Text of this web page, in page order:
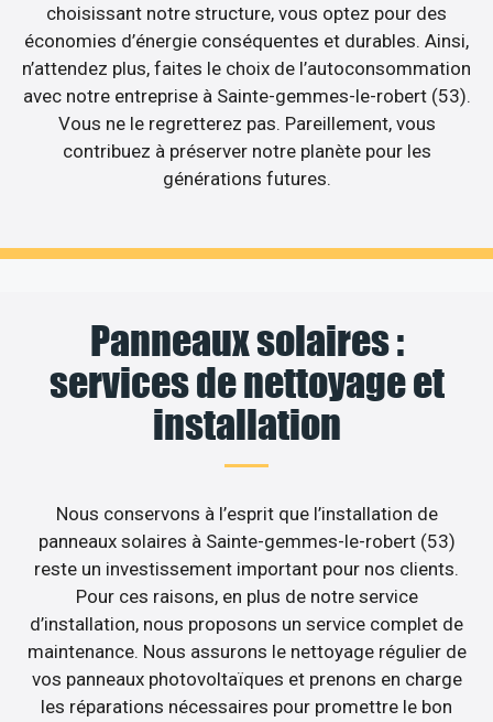
choisissant notre structure, vous optez pour des
économies d’énergie conséquentes et durables. Ainsi,
n’attendez plus, faites le choix de l’autoconsommation
avec notre entreprise à Sainte-gemmes-le-robert (53).
Vous ne le regretterez pas. Pareillement, vous
contribuez à préserver notre planète pour les
générations futures.
Panneaux solaires :
services de nettoyage et
installation
Nous conservons à l’esprit que l’installation de
panneaux solaires à Sainte-gemmes-le-robert (53)
reste un investissement important pour nos clients.
Pour ces raisons, en plus de notre service
d’installation, nous proposons un service complet de
maintenance. Nous assurons le nettoyage régulier de
vos panneaux photovoltaïques et prenons en charge
les réparations nécessaires pour promettre le bon